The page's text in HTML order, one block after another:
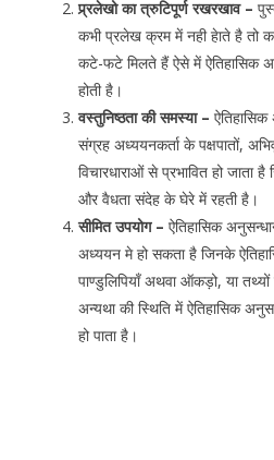
प्र्रलेखो का त्रुटिपूर्ण रखरखाव –
कभी प्रलेख क्रम में नही हेाते है तो
कटे-फटे मिलते हैं ऐसे में ऐतिहासिक
होती है।
वस्तुनिष्ठता की समस्या –
संग्रह अध्ययनकर्ता के पक्षपातों,
विचारधाराओं से प्रभावित हो जाता
और वैधता संदेह के घेरे में रहती है।
सीमित उपयोग – ऐतिहासिक
अध्ययन मे हो सकता है जिनके
पाण्डुलिपियाँ अथवा ऑकड़ो, या
अन्यथा की स्थिति में ऐतिहासिक
हो पाता है।